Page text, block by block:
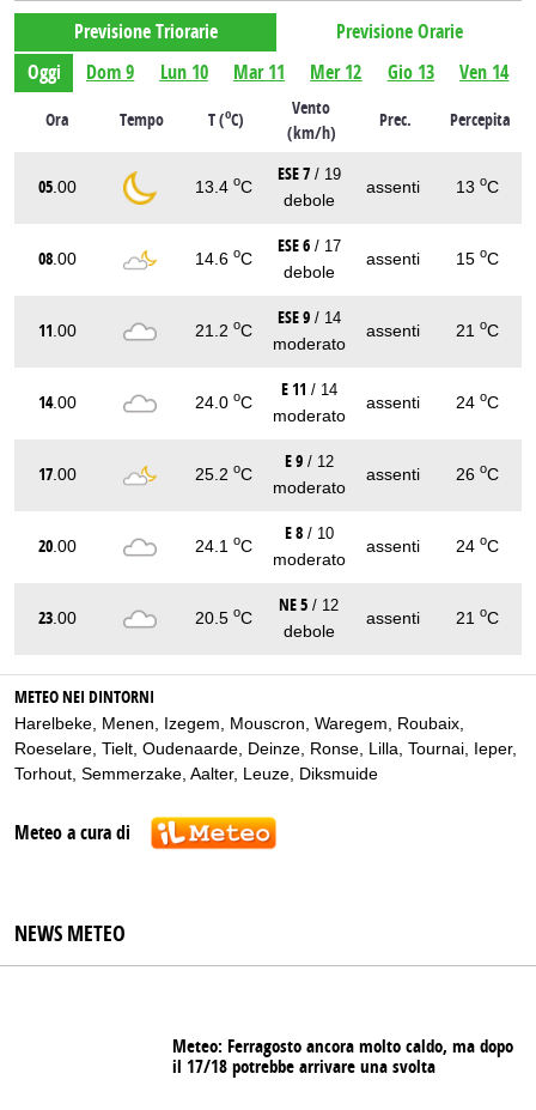
Previsione Triorarie
Previsione Orarie
Oggi
Dom 9 Lun 10 Mar 11 Mer 12 Gio 13 Ven 14
Ora Tempo T (oC)
Vento
(km/h)
Prec. Percepita
05 .00 13.4 oC
ESE 7 / 19
debole
assenti 13 oC
08 .00 14.6 oC
ESE 6 / 17
debole
assenti 15 oC
11 .00 21.2 oC
ESE 9 / 14
moderato
assenti 21 oC
14.00 24.0 oC
E 11 / 14
moderato
assenti 24 oC
17 .00 25.2 oC
E 9 / 12
moderato
assenti 26 oC
20 .00 24.1 oC
E 8 / 10
moderato
assenti 24 oC
23 .00 20.5 oC
NE 5 / 12
debole
assenti 21 oC
METEO NEI DINTORNI
Harelbeke Menen Izegem Mouscron Waregem Roubaix
Roeselare Tielt Oudenaarde Deinze Ronse Lilla Tournai Ieper,
Torhout Semmerzake Aalter, Leuze Diksmuide
Meteo a cura di
NEWS METEO
Meteo: Ferragosto ancora molto caldo, ma dopo
il 17/18 potrebbe arrivare una svolta